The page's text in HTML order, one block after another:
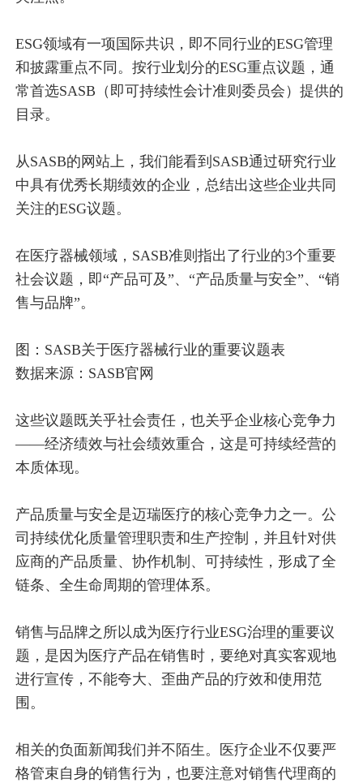
ESG领域有一项国际共识，即不同行业的ESG管理
和披露重点不同。按行业划分的ESG重点议题，通
常首选SASB（即可持续性会计准则委员会）提供的
目录。
从SASB的网站上，我们能看到SASB通过研究行业
中具有优秀长期绩效的企业，总结出这些企业共同
关注的ESG议题。
在医疗器械领域，SASB准则指出了行业的3个重要
社会议题，即“产品可及”、“产品质量与安全”、“销
售与品牌”。
图：SASB关于医疗器械行业的重要议题表
数据来源：SASB官网
这些议题既关乎社会责任，也关乎企业核心竞争力
——经济绩效与社会绩效重合，这是可持续经营的
本质体现。
产品质量与安全是迈瑞医疗的核心竞争力之一。公
司持续优化质量管理职责和生产控制，并且针对供
应商的产品质量、协作机制、可持续性，形成了全
链条、全生命周期的管理体系。
销售与品牌之所以成为医疗行业ESG治理的重要议
题，是因为医疗产品在销售时，要绝对真实客观地
进行宣传，不能夸大、歪曲产品的疗效和使用范
围。
相关的负面新闻我们并不陌生。医疗企业不仅要严
格管束自身的销售行为，也要注意对销售代理商的